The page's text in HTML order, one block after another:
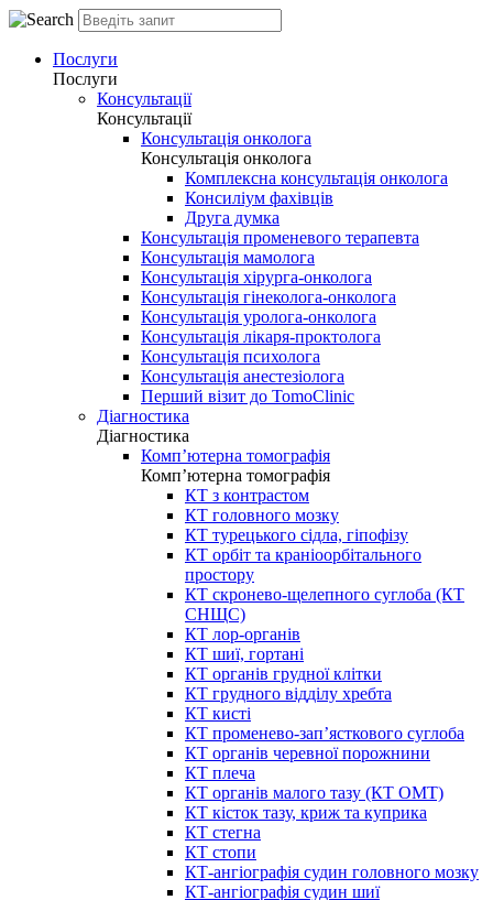
Послуги
Послуги
Консультації
Консультації
Консультація онколога
Консультація онколога
Комплексна консультація онколога
Консиліум фахівців
Друга думка
Консультація променевого терапевта
Консультація мамолога
Консультація хірурга-онколога
Консультація гінеколога-онколога
Консультація уролога-онколога
Консультація лікаря-проктолога
Консультація психолога
Консультація анестезіолога
Перший візит до TomoClinic
Діагностика
Діагностика
Комп’ютерна томографія
Комп’ютерна томографія
КТ з контрастом
КТ головного мозку
КТ турецького сідла, гіпофізу
КТ орбіт та краніоорбітального
простору
КТ скронево-щелепного суглоба (КТ
СНЩС)
КТ лор-органів
КТ шиї, гортані
КТ органів грудної клітки
КТ грудного відділу хребта
КТ кисті
КТ променево-зап’ясткового суглоба
КТ органів черевної порожнини
КТ плеча
КТ органів малого тазу (КТ ОМТ)
КТ кісток тазу, криж та куприка
КТ стегна
КТ стопи
КТ-ангіографія судин головного мозку
КТ-ангіографія судин шиї